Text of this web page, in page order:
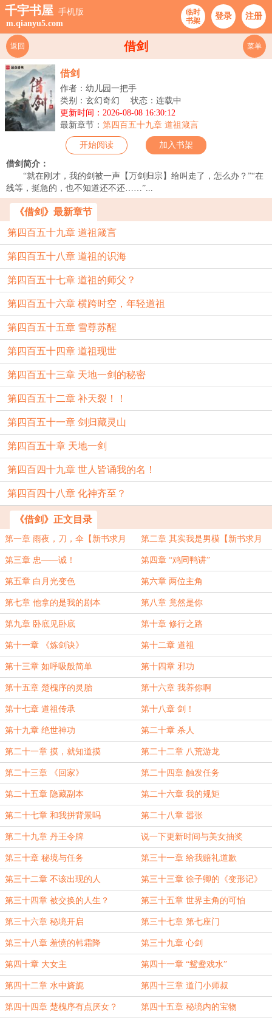
千宇书屋 手机版
m.qianyu5.com
临时
书架
登录 注册
借剑
返回 菜单
借剑
作者：幼儿园一把手
类别：玄幻奇幻
状态：连载中
更新时间：2026-08-08 16:30:12
最新章节： 第四百五十九章 道祖箴言
开始阅读 加入书架
借剑简介：
“就在刚才，我的剑被一声【万剑归宗】给叫走了，怎么办？”“在
线等，挺急的，也不知道还不还……”...
《借剑》最新章节
第四百五十九章 道祖箴言
第四百五十八章 道祖的识海
第四百五十七章 道祖的师父？
第四百五十六章 横跨时空，年轻道祖
第四百五十五章 雪尊苏醒
第四百五十四章 道祖现世
第四百五十三章 天地一剑的秘密
第四百五十二章 补天裂！！
第四百五十一章 剑归藏灵山
第四百五十章 天地一剑
第四百四十九章 世人皆诵我的名！
第四百四十八章 化神齐至？
《借剑》正文目录
第一章 雨夜，刀，伞【新书求月
票】
第二章 其实我是男模【新书求月
票】
第三章 忠——诚！ 第四章 “鸡同鸭讲”
第五章 白月光变色 第六章 两位主角
第七章 他拿的是我的剧本 第八章 竟然是你
第九章 卧底见卧底 第十章 修行之路
第十一章 《炼剑诀》 第十二章 道祖
第十三章 如呼吸般简单 第十四章 邪功
第十五章 楚槐序的灵胎 第十六章 我养你啊
第十七章 道祖传承 第十八章 剑！
第十九章 绝世神功 第二十章 杀人
第二十一章 摸，就知道摸 第二十二章 八荒游龙
第二十三章 《回家》 第二十四章 触发任务
第二十五章 隐藏副本 第二十六章 我的规矩
第二十七章 和我拼背景吗 第二十八章 嚣张
第二十九章 丹王令牌 说一下更新时间与美女抽奖
第三十章 秘境与任务 第三十一章 给我赔礼道歉
第三十二章 不该出现的人 第三十三章 徐子卿的《变形记》
（第三更！求月票！）
第三十四章 被交换的人生？ 第三十五章 世界主角的可怕
第三十六章 秘境开启 第三十七章 第七座门
第三十八章 羞愤的韩霜降 第三十九章 心剑
第四十章 大女主 第四十一章 “鸳鸯戏水”
第四十二章 水中旖旎 第四十三章 道门小师叔
第四十四章 楚槐序有点厌女？ 第四十五章 秘境内的宝物